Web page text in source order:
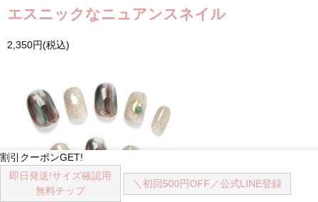
エスニックなニュアンスネイル
2,350円(税込)
割引クーポンGET!
即日発送!サイズ確認用
無料チップ
＼初回500円OFF／公式LINE登録